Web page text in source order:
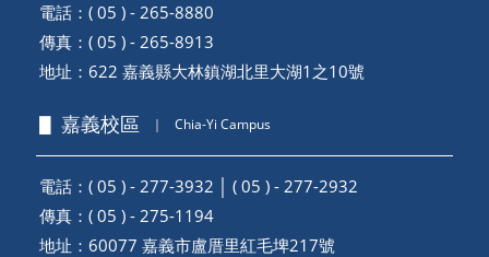
電話：( 05 ) - 265-8880
傳真：( 05 ) - 265-8913
地址： 622 嘉義縣大林鎮湖北里大湖1之10號
▋ 嘉義校區 ｜ Chia-Yi Campus
電話：( 05 ) - 277-3932 │ ( 05 ) - 277-2932
傳真：( 05 ) - 275-1194
地址： 60077 嘉義市盧厝里紅毛埤217號